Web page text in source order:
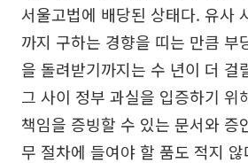
서울고법에 배당된 상태다. 유사
까지 구하는 경향을 띠는 만큼 부
을 돌려받기까지는 수 년이 더 걸
그 사이 정부 과실을 입증하기 위
책임을 증빙할 수 있는 문서와 증
무 절차에 들여야 할 품도 적지 않